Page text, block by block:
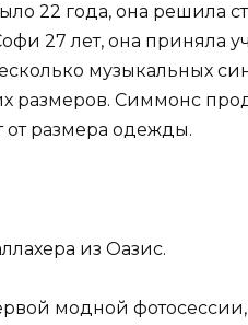
22 года, она решила
27 лет, она приняла
музыкальных
размеров. Симмонс
от размера одежды.
из Оазис.
модной фотосессии,